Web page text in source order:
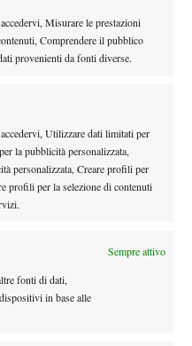
Misurare le prestazioni
Comprendere il pubblico
provenienti da fonti diverse.
Utilizzare dati limitati per
la pubblicità personalizzata,
personalizzata, Creare profili per
profili per la selezione di contenuti
Sempre attivo
fonti di dati,
in base alle